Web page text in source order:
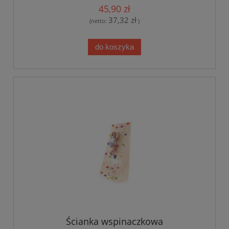
45,90 zł
(netto: 37,32 zł )
do koszyka
Ścianka wspinaczkowa